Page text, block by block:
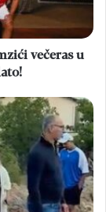
večeras u